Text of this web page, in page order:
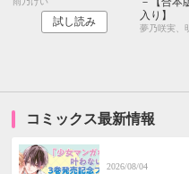
試し読み
入り】
夢乃咲実、
コミックス最新情報
2026/08/04